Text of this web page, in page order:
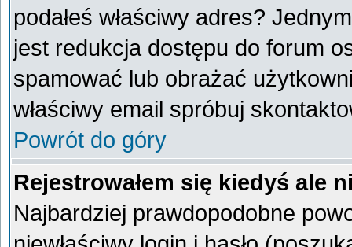
podałeś właściwy adres?
jest redukcja dostępu do forum
spamować lub obrażać
właściwy email spróbuj
Powrót do góry
Rejestrowałem się kiedyś ale
Najbardziej prawdopodobne